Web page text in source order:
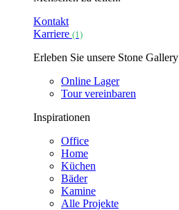
Kontakt
Karriere (1)
Erleben Sie unsere Stone Gallery
Online Lager
Tour vereinbaren
Inspirationen
Office
Home
Küchen
Bäder
Kamine
Alle Projekte